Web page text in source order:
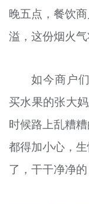
晚五点，餐饮
溢，这份烟火气
如今商户
买水果的张大
时候路上乱糟
都得加小心，
了，干干净净